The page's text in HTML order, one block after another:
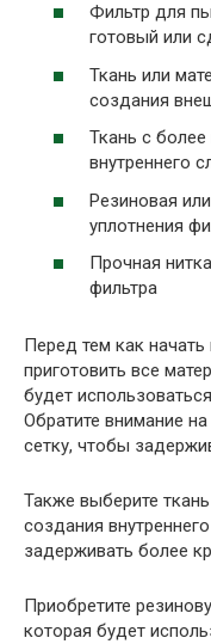
Фильтр для
готовый или
Ткань или
создания
Ткань с
внутреннего
Резиновая
уплотнения
Прочная
фильтра
Перед тем как
приготовить все
будет
Обратите внимание
сетку, чтобы
Также выберите
создания
задерживать более
Приобретите
которая будет